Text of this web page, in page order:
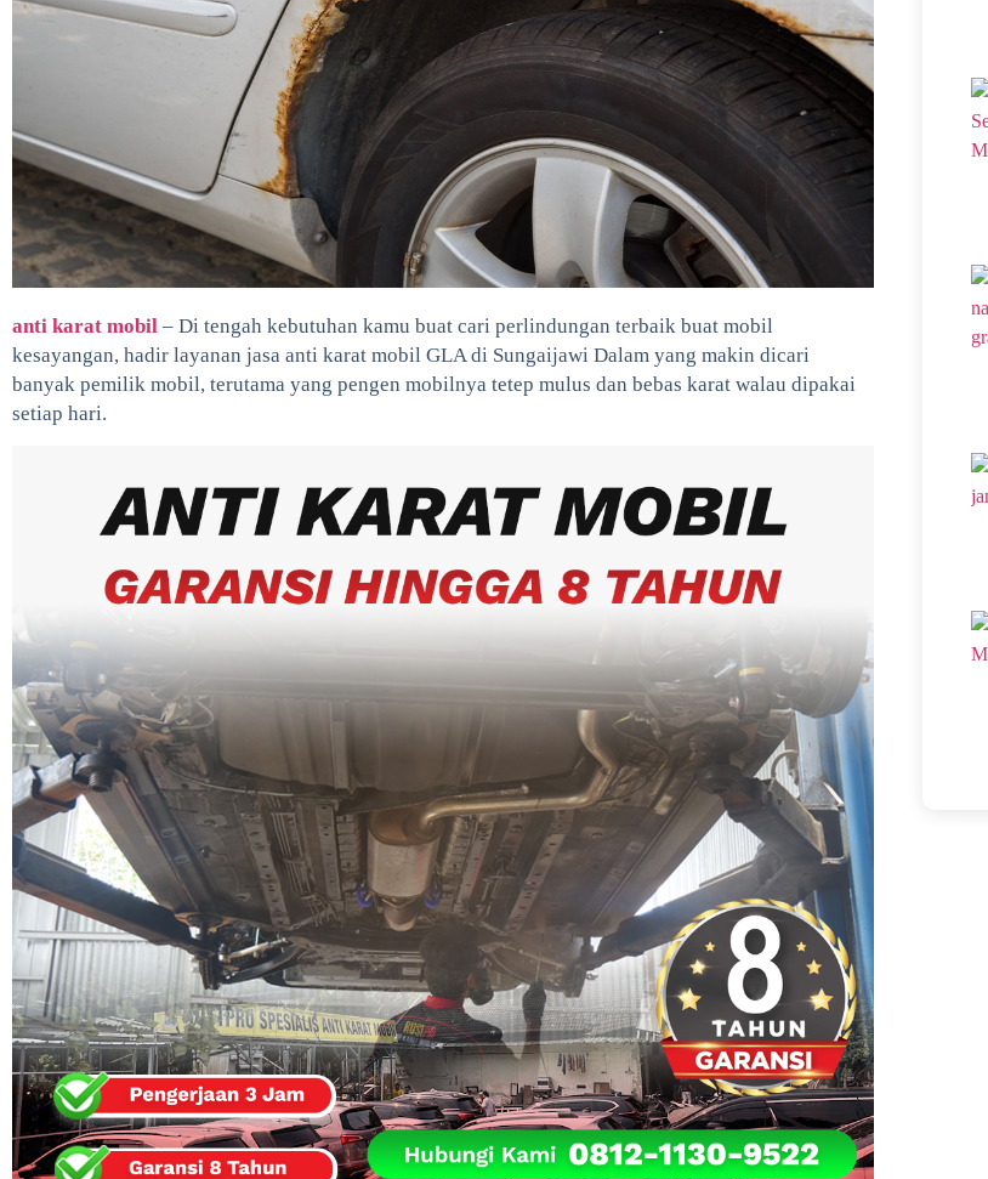
anti karat mobil – Di tengah kebutuhan kamu buat cari perlindungan terbaik buat mobil
kesayangan, hadir layanan jasa anti karat mobil GLA di Sungaijawi Dalam yang makin dicari
banyak pemilik mobil, terutama yang pengen mobilnya tetep mulus dan bebas karat walau dipakai
setiap hari.